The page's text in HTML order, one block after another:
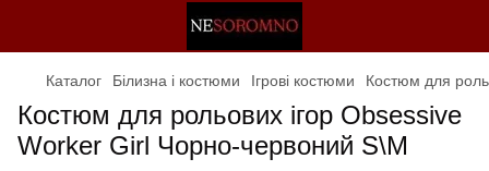
Каталог Білизна і костюми Ігрові костюми Костюм для
Костюм для рольових ігор Obsessive
Worker Girl Чорно-червоний S\M